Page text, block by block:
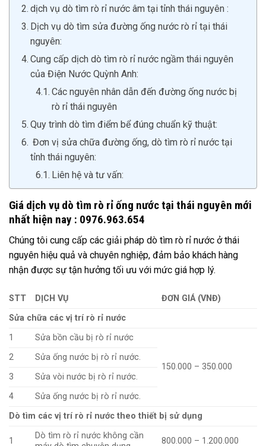
dịch vụ dò tìm rò rỉ nước âm tại tỉnh thái nguyên :
Dịch vụ dò tìm sửa đường ống nước rò rỉ tại thái
nguyên:
Cung cấp dịch dò tìm rò rỉ nước ngầm thái nguyên
của Điện Nước Quỳnh Anh:
Các nguyên nhân dẫn đến đường ống nước bị
rò rỉ thái nguyên
Quy trình dò tìm điểm bể đúng chuẩn kỹ thuật:
Đơn vị sửa chữa đường ống, dò tìm rò rỉ nước tại
tỉnh thái nguyên:
Liên hệ và tư vấn:
Giá dịch vụ dò tìm rò rỉ ống nước tại thái nguyên mới
nhất hiện nay : 0976.963.654
Chúng tôi cung cấp các giải pháp dò tìm rò rỉ nước ở thái
nguyên hiệu quả và chuyên nghiệp, đảm bảo khách hàng
nhận được sự tận hưởng tối ưu với mức giá hợp lý.
STT DỊCH VỤ
ĐƠN GIÁ (VNĐ)
Sửa chữa các vị trí rò rỉ nước
1
Sửa bồn cầu bị rò rỉ nước
150.000 – 350.000
2
Sửa ống nước bị rò rỉ nước.
3
Sửa vòi nước bị rò rỉ nước.
4
Sửa ống nước bị rò rỉ nước.
Dò tìm các vị trí rò rỉ nước theo thiết bị sử dụng
1
Dò tìm rò rỉ nước không cần
800.000 – 1.200.000